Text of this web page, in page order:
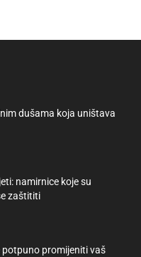
dušama koja uništava
namirnice koje su
zaštititi
promijeniti vaš